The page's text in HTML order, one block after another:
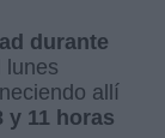
durante
lunes
allí
y 11 horas